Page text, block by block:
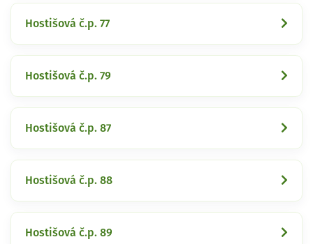
Hostišová č.p. 77
Hostišová č.p. 79
Hostišová č.p. 87
Hostišová č.p. 88
Hostišová č.p. 89